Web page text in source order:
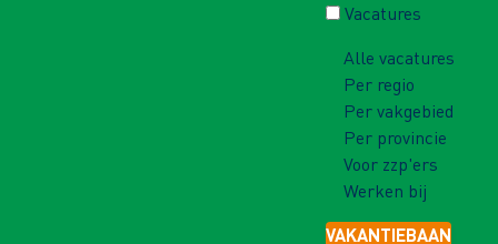
Vacatures
Alle vacatures
Per regio
Per vakgebied
Per provincie
Voor zzp'ers
Werken bij
VAKANTIEBAAN